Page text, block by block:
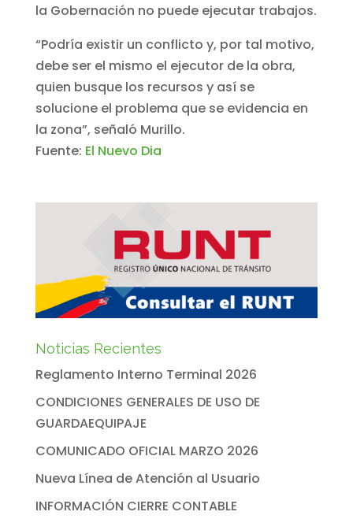
la Gobernación no puede ejecutar trabajos.
“Podría existir un conflicto y, por tal motivo,
debe ser el mismo el ejecutor de la obra,
quien busque los recursos y así se
solucione el problema que se evidencia en
la zona”, señaló Murillo.
Fuente: El Nuevo Dia
Noticias Recientes
Reglamento Interno Terminal 2026
CONDICIONES GENERALES DE USO DE
GUARDAEQUIPAJE
COMUNICADO OFICIAL MARZO 2026
Nueva Línea de Atención al Usuario
INFORMACIÓN CIERRE CONTABLE